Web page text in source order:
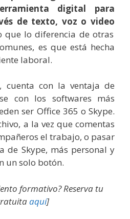
digital para
de texto, voz o video
que lo diferencia de otras
es que está hecha
laboral.
cuenta con la ventaja de
con los softwares más
ser Office 365 o Skype.
a la vez que comentas
el trabajo, o pasar
de Skype, más personal y
un solo botón.
formativo? Reserva tu
aquí]